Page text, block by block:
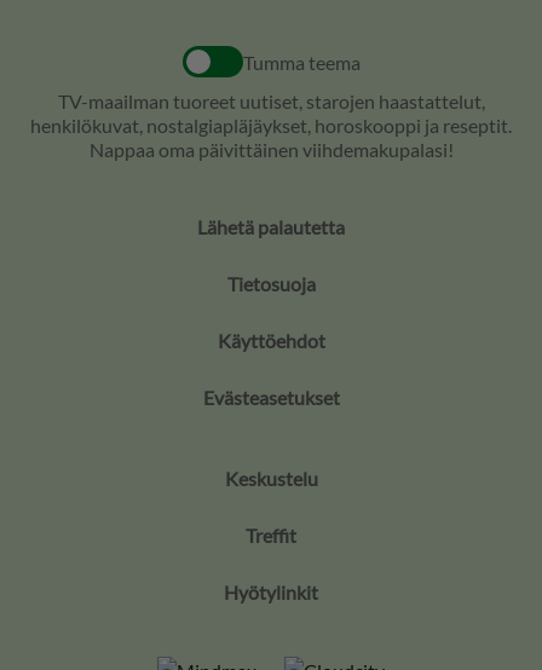
Tumma teema
TV-maailman tuoreet uutiset, starojen haastattelut,
henkilökuvat, nostalgiapläjäykset, horoskooppi ja reseptit.
Nappaa oma päivittäinen viihdemakupalasi!
Lähetä palautetta
Tietosuoja
Käyttöehdot
Evästeasetukset
Keskustelu
Treffit
Hyötylinkit